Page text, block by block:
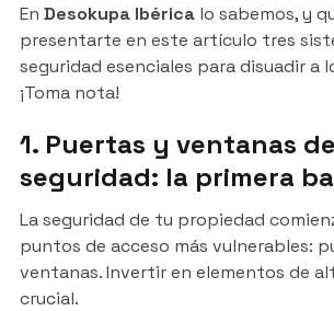
En Desokupa Ibéricalo sabemos, y
presentarte en este artículo tres
seguridad esenciales para disuadir a
¡Toma nota!
1. Puertas y ventanas
seguridad: la primera
La seguridad de tu propiedad
puntos de acceso más vulnerables:
ventanas. Invertir en elementos de
crucial.